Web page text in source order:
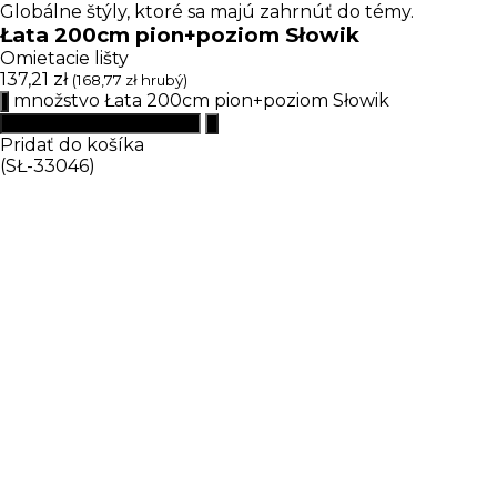
Globálne štýly, ktoré sa majú zahrnúť do témy.
Łata 200cm pion+poziom Słowik
Omietacie lišty
137,21 zł (168,77 zł hrubý)
množstvo Łata 200cm pion+poziom Słowik
Pridať do košíka
(SŁ-33046)